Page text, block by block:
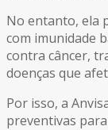
No entanto, ela
com imunidade
contra câncer,
doenças que
Por isso, a
preventivas